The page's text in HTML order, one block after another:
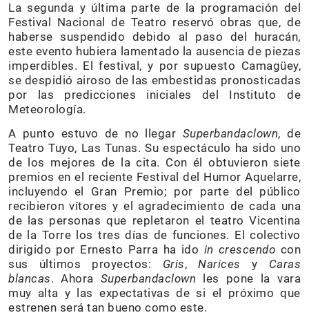
La segunda y última parte de la programación del
Festival Nacional de Teatro reservó obras que, de
haberse suspendido debido al paso del huracán,
este evento hubiera lamentado la ausencia de piezas
imperdibles. El festival, y por supuesto Camagüey,
se despidió airoso de las embestidas pronosticadas
por las predicciones iniciales del Instituto de
Meteorología.
A punto estuvo de no llegar Superbandaclown, de
Teatro Tuyo, Las Tunas. Su espectáculo ha sido uno
de los mejores de la cita. Con él obtuvieron siete
premios en el reciente Festival del Humor Aquelarre,
incluyendo el Gran Premio; por parte del público
recibieron vítores y el agradecimiento de cada una
de las personas que repletaron el teatro Vicentina
de la Torre los tres días de funciones. El colectivo
dirigido por Ernesto Parra ha ido in crescendo con
sus últimos proyectos: Gris,Narices y Caras
blancas. Ahora Superbandaclown les pone la vara
muy alta y las expectativas de si el próximo que
estrenen será tan bueno como este.